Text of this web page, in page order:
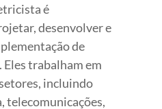
é
desenvolver e
de
trabalham em
incluindo
telecomunicações,